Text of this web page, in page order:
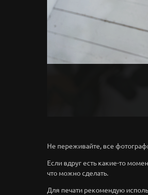
Не переживайте, все
Если вдруг есть какие-то
что можно сделать.
Для печати рекомендую